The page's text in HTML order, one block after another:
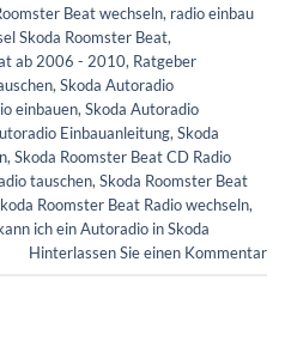
Beat wechseln, radio einbau
Skoda Roomster Beat,
ab 2006 - 2010, Ratgeber
, Skoda Autoradio
einbauen, Skoda Autoradio
Einbauanleitung, Skoda
, Skoda Roomster Beat CD Radio
tauschen, Skoda Roomster Beat
Roomster Beat Radio wechseln,
ich ein Autoradio in Skoda
Hinterlassen Sie einen Kommentar